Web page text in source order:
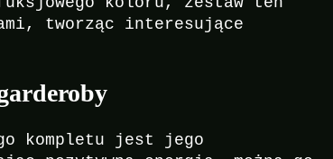
tworząc interesujące
kompletu jest jego